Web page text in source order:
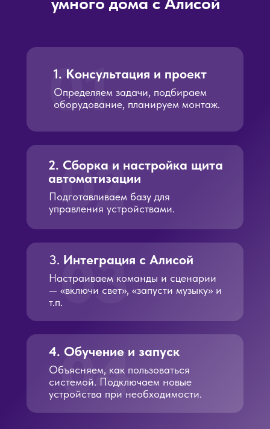
Объясняем, как пользоваться
системой. Подключаем новые
устройства при необходимости.
4. Обучение и запуск
04
Настраиваем команды и сценарии
— «включи свет», «запусти музыку» и
т.п.
3. Интеграция с Алисой
03
Подготавливаем базу для
управления устройствами.
2. Сборка и настройка щита
автоматизации
02
Определяем задачи, подбираем
оборудование, планируем монтаж.
1. Консультация и проект
01